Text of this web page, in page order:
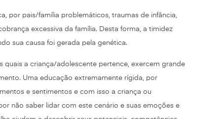
por pais/família problemáticos, traumas de infância,
excessiva da família. Desta forma, a timidez
sua causa foi gerada pela genética.
quais a criança/adolescente pertence, exercem grande
Uma educação extremamente rígida, por
e sentimentos e com isso a criança ou
não saber lidar com este cenário e suas emoções e